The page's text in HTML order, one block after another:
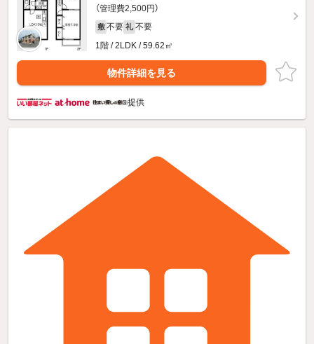
（管理費2,500円）
敷 不要 礼 不要
1階 / 2LDK / 59.62㎡
物件詳細を見る
提供